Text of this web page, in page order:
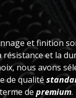
et finition
et la
nous avons
de qualité
de premium.